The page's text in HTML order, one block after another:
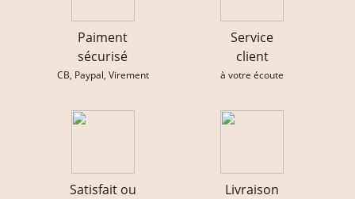
Paiment
sécurisé
CB, Paypal, Virement
Service
client
à votre écoute
Satisfait ou
Livraison